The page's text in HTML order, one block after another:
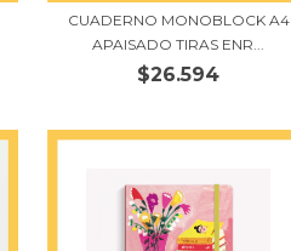
CUADERNO MONOBLOCK A4
APAISADO TIRAS ENR...
$26.594